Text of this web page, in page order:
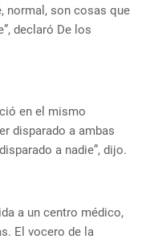
normal, son cosas que
declaró De los
en el mismo
disparado a ambas
a nadie”, dijo.
a un centro médico,
El vocero de la